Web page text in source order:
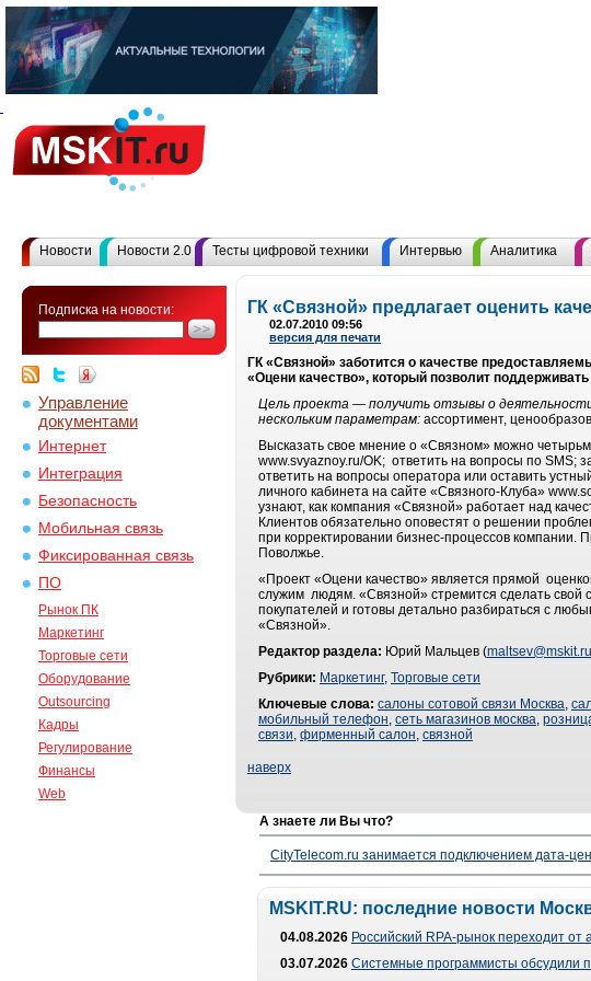
Новости Новости 2.0 Тесты цифровой техники Интервью Аналитика
Подписка на новости:
Управление
документами
Интернет
Интеграция
Безопасность
Мобильная связь
Фиксированная связь
ПО
Рынок ПК
Маркетинг
Торговые сети
Оборудование
Outsourcing
Кадры
Регулирование
Финансы
Web
ГК «Связной» предлагает оценить
02.07.2010 09:56
версия для печати
ГК «Связной» заботится о качестве
«Оцени качество», который позволит
Цель проекта — получить отзывы о
нескольким параметрам: ассортимент,
Высказать свое мнение о «Связном» можно
www.svyaznoy.ru/OK; ответить на вопросы по SMS;
ответить на вопросы оператора или оставить
личного кабинета на сайте «Связного-Клуба»
узнают, как компания «Связной» работает над
Клиентов обязательно оповестят о решении
при корректировании бизнес-процессов компании.
Поволжье.
«Проект «Оцени качество» является прямой
служим людям. «Связной» стремится сделать
покупателей и готовы детально разбираться с
«Связной».
Редактор раздела: Юрий Мальцев (maltsev@mskit.ru
Рубрики: Маркетинг, Торговые сети
Ключевые слова: салоны сотовой связи Москва,
мобильный телефон, сеть магазинов москва,
связи, фирменный салон, связной
наверх
А знаете ли Вы что?
CityTelecom.ru занимается подключением дата-
MSKIT.RU: последние новости
04.08.2026 Российский RPA-рынок переходит
03.07.2026 Системные программисты обсудили